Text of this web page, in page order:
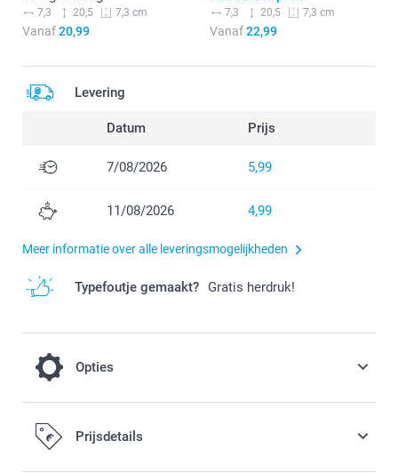
7,3 20,5 7,3 cm
Vanaf20,99
7,3 20,5 7,3 cm
Vanaf22,99
Levering
Datum Prijs
7/08/2026 5,99
11/08/2026 4,99
Meer informatie over alle leveringsmogelijkheden
Typefoutje gemaakt? Gratis herdruk!
Opties
Wil je nog langer van je geurstokjes
genieten?Prijsdetails